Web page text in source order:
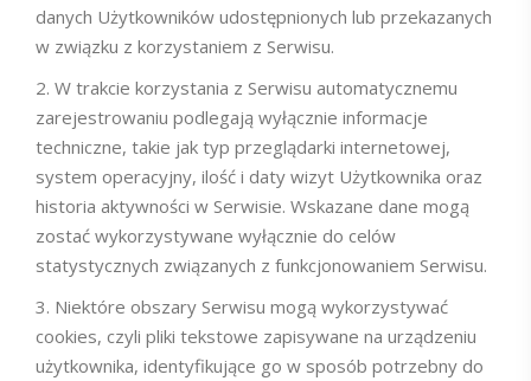
danych Użytkowników udostępnionych lub przekazanych
w związku z korzystaniem z Serwisu.
W trakcie korzystania z Serwisu automatycznemu
zarejestrowaniu podlegają wyłącznie informacje
techniczne, takie jak typ przeglądarki internetowej,
system operacyjny, ilość i daty wizyt Użytkownika oraz
historia aktywności w Serwisie. Wskazane dane mogą
zostać wykorzystywane wyłącznie do celów
statystycznych związanych z funkcjonowaniem Serwisu.
Niektóre obszary Serwisu mogą wykorzystywać
cookies, czyli pliki tekstowe zapisywane na urządzeniu
użytkownika, identyfikujące go w sposób potrzebny do